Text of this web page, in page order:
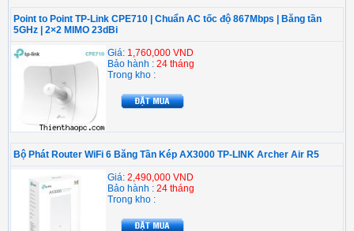
Point to Point TP-Link CPE710 | Chuẩn AC tốc độ 867Mbps | Băng tần
5GHz | 2×2 MIMO 23dBi
Giá: 1,760,000 VND
Bảo hành : 24 tháng
Trong kho :
Bộ Phát Router WiFi 6 Băng Tần Kép AX3000 TP-LINK Archer Air R5
Giá: 2,490,000 VND
Bảo hành : 24 tháng
Trong kho :